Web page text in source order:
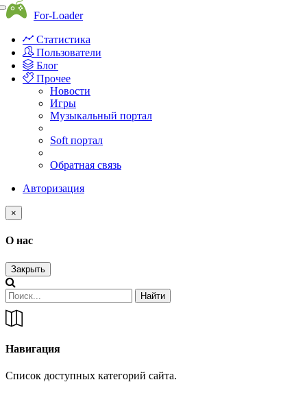
Toggle
navigation
For-Loader
Статистика
Пользователи
Блог
Прочее
Новости
Игры
Музыкальный портал
Soft портал
Обратная связь
Авторизация
×
О нас
Закрыть
Навигация
Список доступных категорий сайта.